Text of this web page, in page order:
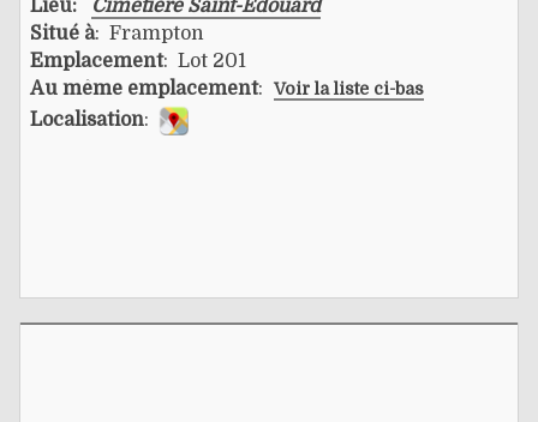
Lieu:
Cimetière Saint-Édouard
Situé à: Frampton
Emplacement: Lot 201
Au même emplacement: Voir la liste ci-bas
Localisation: